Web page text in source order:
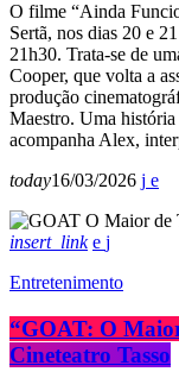
O filme “Ainda
Sertã, nos dias 20 e
21h30. Trata-se de
Cooper, que volta a
produção
Maestro. Uma história
acompanha Alex,
today16/03/2026
insert_link
Entretenimento
“GOAT: O
Cineteatro Tasso